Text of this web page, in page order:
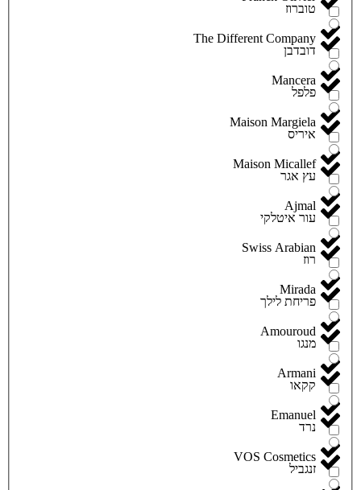
The Different Company
Mancera
Maison Margiela
Maison Micallef
Ajmal
Swiss Arabian
Mirada
Amouroud
Armani
Emanuel
VOS Cosmetics
טוברוז
דובדבן
פלפל
איריס
עץ אגר
עור איטלקי
רוז
פריחת לילך
מנגו
קקאו
נרד
זנגביל